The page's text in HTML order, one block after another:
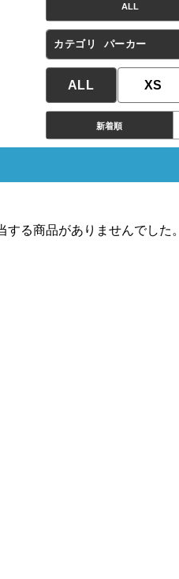
ALL
カテゴリ パーカー
ALL XS
新着順
する商品がありませんでした。